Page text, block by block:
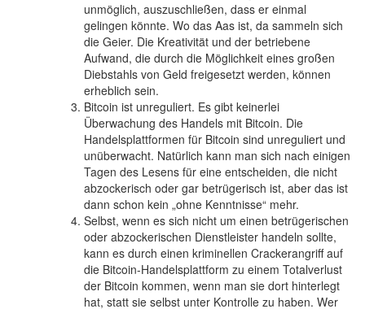
unmöglich, auszuschließen, dass er einmal
gelingen könnte. Wo das Aas ist, da sammeln sich
die Geier. Die Kreativität und der betriebene
Aufwand, die durch die Möglichkeit eines großen
Diebstahls von Geld freigesetzt werden, können
erheblich sein.
Bitcoin ist unreguliert. Es gibt keinerlei
Überwachung des Handels mit Bitcoin. Die
Handelsplattformen für Bitcoin sind unreguliert und
unüberwacht. Natürlich kann man sich nach einigen
Tagen des Lesens für eine entscheiden, die nicht
abzockerisch oder gar betrügerisch ist, aber das ist
dann schon kein „ohne Kenntnisse“ mehr.
Selbst, wenn es sich nicht um einen betrügerischen
oder abzockerischen Dienstleister handeln sollte,
kann es durch einen kriminellen Crackerangriff auf
die Bitcoin-Handelsplattform zu einem Totalverlust
der Bitcoin kommen, wenn man sie dort hinterlegt
hat, statt sie selbst unter Kontrolle zu haben. Wer